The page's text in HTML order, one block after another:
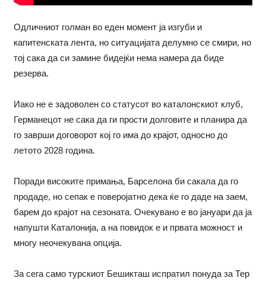
Одличниот голман во еден момент ја изгуби и
капитенската лента, но ситуацијата делумно се смири, но
тој сака да си замине бидејќи нема намера да биде
резерва.
Иако не е задоволен со статусот во каталонскиот клуб,
Германецот не сака да ги прости долговите и планира да
го заврши договорот кој го има до крајот, односно до
летото 2028 година.
Поради високите примања, Барселона би сакала да го
продаде, но сепак е поверојатно дека ќе го даде на заем,
барем до крајот на сезоната. Очекувано е во јануари да ја
напушти Каталонија, а на повидок е и првата можност и
многу неочекувана опција.
За сега само турскиот Бешикташ испратил понуда за Тер